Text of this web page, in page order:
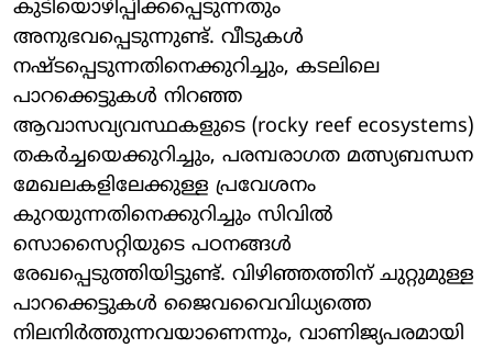
കുടിയൊഴിപ്പിക്കപ്പെടുന്നതും
അനുഭവപ്പെടുന്നുണ്ട്. വീടുകൾ
നഷ്ടപ്പെടുന്നതിനെക്കുറിച്ചും, കടലിലെ
പാറക്കെട്ടുകൾ നിറഞ്ഞ
ആവാസവ്യവസ്ഥകളുടെ (rocky reef ecosystems)
തകർച്ചയെക്കുറിച്ചും, പരമ്പരാഗത മത്സ്യബന്ധന
മേഖലകളിലേക്കുള്ള പ്രവേശനം
കുറയുന്നതിനെക്കുറിച്ചും സിവിൽ
സൊസൈറ്റിയുടെ പഠനങ്ങൾ
രേഖപ്പെടുത്തിയിട്ടുണ്ട്. വിഴിഞ്ഞത്തിന് ചുറ്റുമുള്ള
പാറക്കെട്ടുകൾ ജൈവവൈവിധ്യത്തെ
നിലനിർത്തുന്നവയാണെന്നും, വാണിജ്യപരമായി